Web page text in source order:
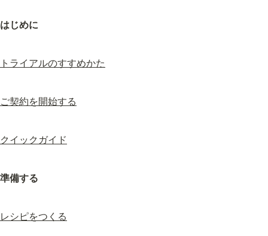
はじめに
トライアルのすすめかた
ご契約を開始する
クイックガイド
準備する
レシピをつくる